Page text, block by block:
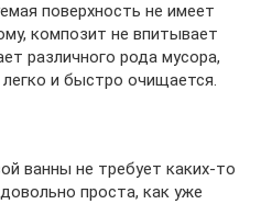
поверхность не имеет
композит не впитывает
различного рода мусора,
и быстро очищается.
ванны не требует каких-то
проста, как уже